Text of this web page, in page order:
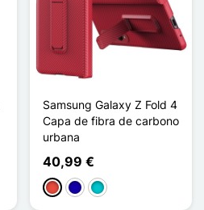
Samsung Galaxy Z Fold 4
Capa de fibra de carbono
urbana
40,99 €
VermelhoAzul Escuro
Turquesa